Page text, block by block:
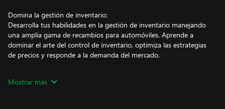
Domina la gestión de inventario:
Desarrolla tus habilidades en la gestión de inventario manejando
una amplia gama de recambios para automóviles. Aprende a
dominar el arte del control de inventario, optimiza las estrategias
de precios y responde a la demanda del mercado.
Personaliza tu espacio con una gran variedad de opciones de
Mostrar más